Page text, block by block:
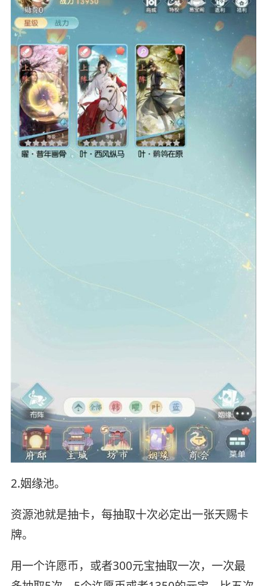
2.姻缘池。
资源池就是抽卡，每抽取十次必定出一张天赐卡
牌。
用一个许愿币，或者300元宝抽取一次，一次最